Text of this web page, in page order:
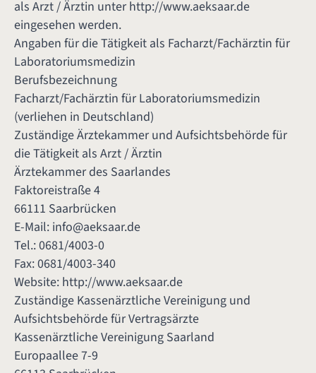
als Arzt / Ärztin unterhttp://www.aeksaar.de
eingesehen werden.
Angaben für die Tätigkeit als Facharzt/Fachärztin für
Laboratoriumsmedizin
Berufsbezeichnung
Facharzt/Fachärztin für Laboratoriumsmedizin
(verliehen in Deutschland)
Zuständige Ärztekammer und Aufsichtsbehörde für
die Tätigkeit als Arzt / Ärztin
Ärztekammer des Saarlandes
Faktoreistraße 4
66111 Saarbrücken
E-Mail: info@aeksaar.de
Tel.: 0681/4003-0
Fax: 0681/4003-340
Website: http://www.aeksaar.de
Zuständige Kassenärztliche Vereinigung und
Aufsichtsbehörde für Vertragsärzte
Kassenärztliche Vereinigung Saarland
Europaallee 7-9